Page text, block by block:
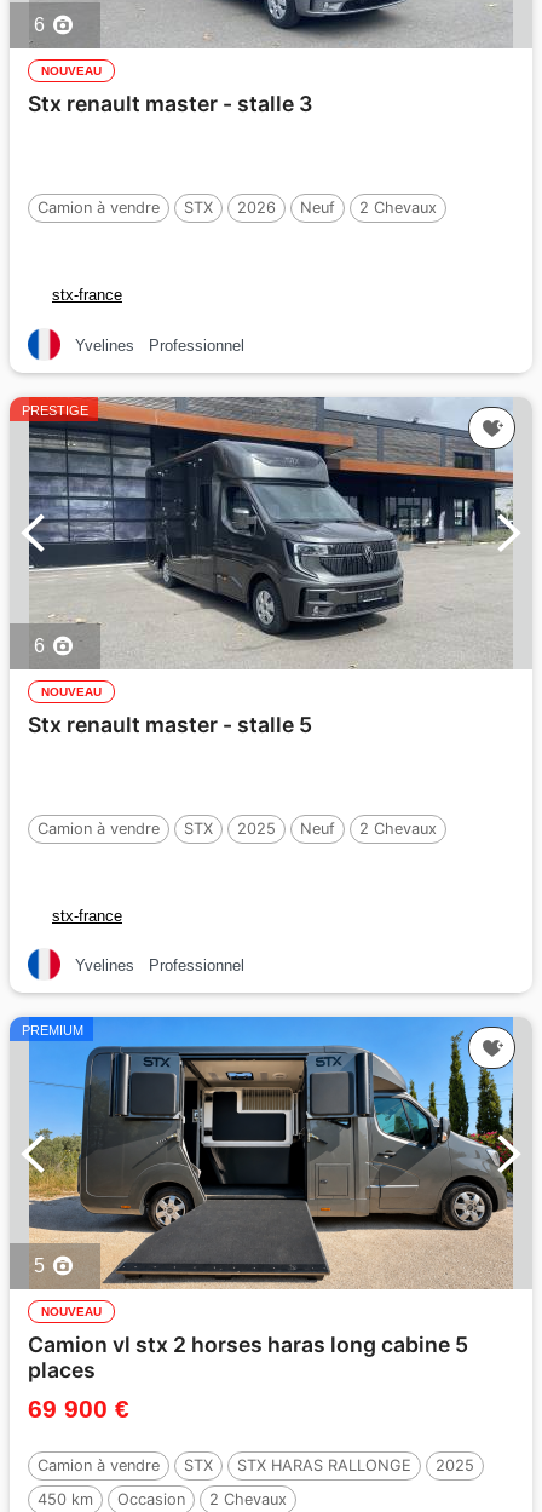
6
NOUVEAU
Stx renault master - stalle 3
Camion à vendre STX 2026 Neuf 2 Chevaux
stx-france
Yvelines Professionnel
PRESTIGE
6
NOUVEAU
Stx renault master - stalle 5
Camion à vendre STX 2025 Neuf 2 Chevaux
stx-france
Yvelines Professionnel
PREMIUM
5
NOUVEAU
Camion vl stx 2 horses haras long cabine 5
places
69 900 €
Camion à vendre STX STX HARAS RALLONGE
2025
450 km
Occasion 2 Chevaux